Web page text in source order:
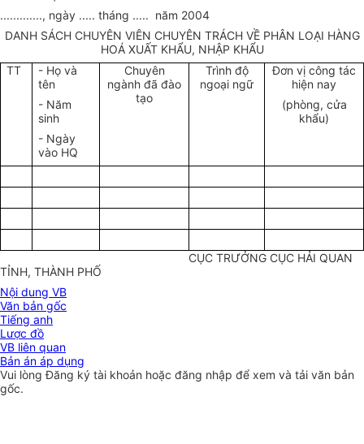
............., ngày ..... tháng ..... năm 2004
DANH SÁCH CHUYÊN VIÊN CHUYÊN TRÁCH VỀ PHÂN LOẠI HÀNG
HOÁ XUẤT KHẨU, NHẬP KHẨU
TT
- Họ và
tên
- Năm
sinh
- Ngày
vào HQ
Chuyên
ngành đã đào
tạo
Trình độ
ngoại ngữ
Đơn vị công tác
hiện nay
(phòng, cửa
khẩu)
CỤC TRƯỞNG CỤC HẢI QUAN
TỈNH, THÀNH PHỐ
Nội dung VB
Văn bản gốc
Tiếng anh
Lược đồ
VB liên quan
Bản án áp dụng
Vui lòngĐăng ký tài khoản hoặc đăng nhập để xem và tải văn bản
gốc.